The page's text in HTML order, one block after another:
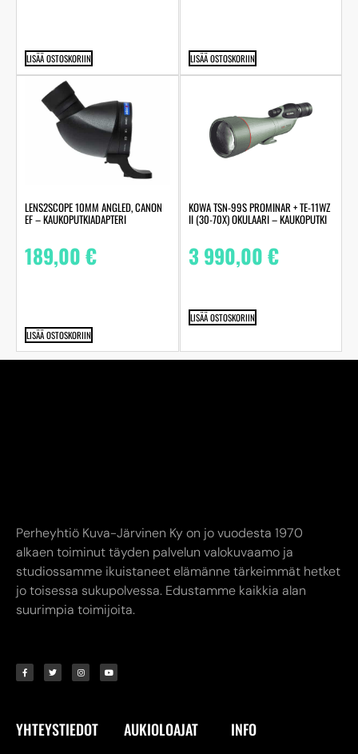
LISÄÄ OSTOSKORIIN LISÄÄ OSTOSKORIIN
LENS2SCOPE 10MM ANGLED, CANON
EF – KAUKOPUTKIADAPTERI
189,00€
LISÄÄ OSTOSKORIIN
KOWA TSN-99S PROMINAR + TE-11WZ
II (30-70X) OKULAARI – KAUKOPUTKI
3 990,00€
LISÄÄ OSTOSKORIIN
Perheyhtiö Kuva-Järvinen Ky on jo vuodesta 1970
alkaen toiminut täyden palvelun valokuvaamo ja
studiossamme ikuistaneet elämänne tärkeimmät hetket
jo toisessa sukupolvessa. Edustamme kaikkia alan
suurimpia toimijoita.
YHTEYSTIEDOT AUKIOLOAJAT INFO